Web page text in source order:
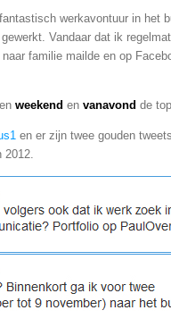
werkavontuur in het
Vandaar dat ik
familie mailde en op
weekend en vanavond de
en er zijn twee gouden
2012.